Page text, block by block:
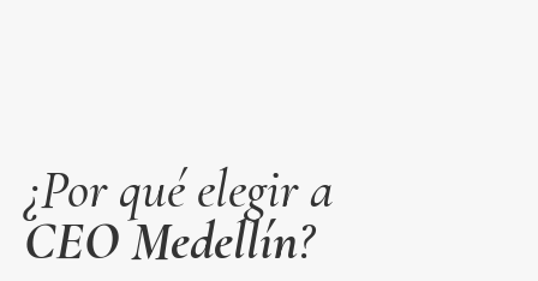
¿Por qué elegir a
CEO Medellín?